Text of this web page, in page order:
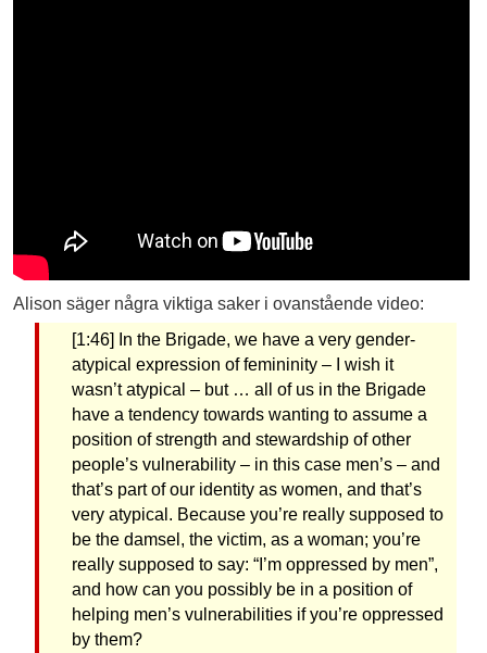
Alison säger några viktiga saker i ovanstående video:
[1:46] In the Brigade, we have a very gender-
atypical expression of femininity – I wish it
wasn’t atypical – but … all of us in the Brigade
have a tendency towards wanting to assume a
position of strength and stewardship of other
people’s vulnerability – in this case men’s – and
that’s part of our identity as women, and that’s
very atypical. Because you’re really supposed to
be the damsel, the victim, as a woman; you’re
really supposed to say: “I’m oppressed by men”,
and how can you possibly be in a position of
helping men’s vulnerabilities if you’re oppressed
by them?